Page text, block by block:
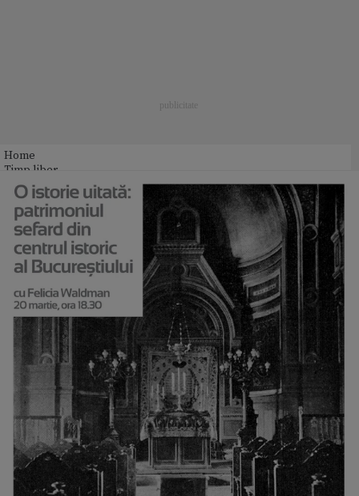
Home
Timp liber